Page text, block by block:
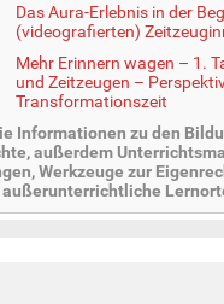
Das Aura-Erlebnis in der
(videografierten)
Mehr Erinnern wagen – 1.
und Zeitzeugen –
Transformationszeit
Informationen zu den
außerdem
Werkzeuge zur
außerunterrichtliche